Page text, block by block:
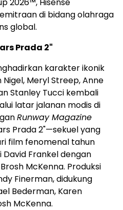
di bidang olahraga
global.
Prada 2"
karakter ikonik
Nigel, Meryl Streep, Anne
Stanley Tucci kembali
latar jalanan modis di
Runway Magazine
Prada 2"—sekuel yang
film fenomenal tahun
David Frankel dengan
McKenna. Produksi
Finerman, didukung
Bederman, Karen
McKenna.